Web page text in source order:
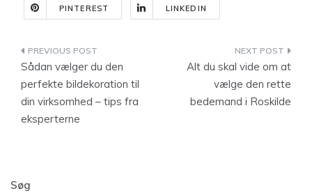
PINTEREST LINKEDIN
Indlægsnavigation
Sådan vælger du den
perfekte bildekoration til
din virksomhed – tips fra
eksperterne
Alt du skal vide om at
vælge den rette
bedemand i Roskilde
Søg